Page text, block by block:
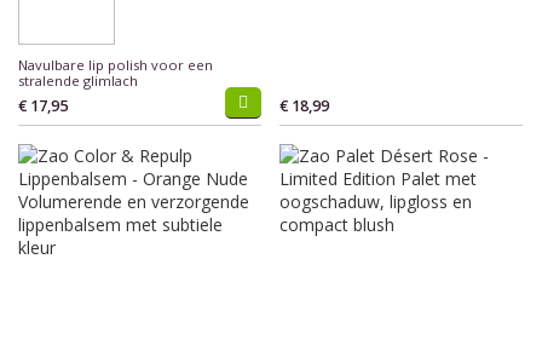
Navulbare lip polish voor een
stralende glimlach
€ 17,95 € 18,99